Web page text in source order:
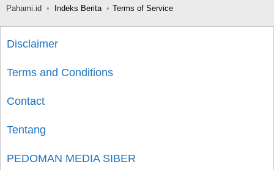
Pahami.id Indeks Berita Terms of Service
Disclaimer
Terms and Conditions
Contact
Tentang
PEDOMAN MEDIA SIBER